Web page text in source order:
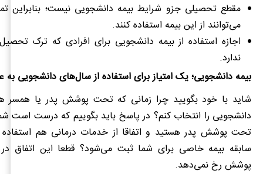
مقطع تحصیلی جزو شرایط بیمه دانشجویی نیست؛ بنابراین
می‌توانند از این بیمه استفاده کنند.
اجازه استفاده از بیمه دانشجویی برای افرادی که ترک
ندارد.
بیمه دانشجویی؛ یک امتیاز برای استفاده از سال‌های دانشجویی به
شاید با خود بگویید چرا زمانی که تحت پوشش پدر یا همسر
دانشجویی را انتخاب کنم؟ در پاسخ باید بگوییم که درست است
تحت پوشش پدر هستید و اتفاقا از خدمات درمانی هم استفاده
سابقه بیمه خاصی برای شما ثبت می‌شود؟ قطعا این اتفاق
پوشش رخ نمی‌دهد.